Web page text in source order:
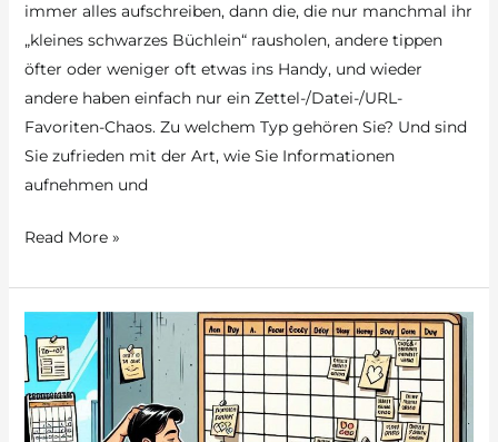
immer alles aufschreiben, dann die, die nur manchmal ihr
„kleines schwarzes Büchlein“ rausholen, andere tippen
öfter oder weniger oft etwas ins Handy, und wieder
andere haben einfach nur ein Zettel-/Datei-/URL-
Favoriten-Chaos. Zu welchem Typ gehören Sie? Und sind
Sie zufrieden mit der Art, wie Sie Informationen
aufnehmen und
Effektive
Analog,
oder
beides?
Read More »